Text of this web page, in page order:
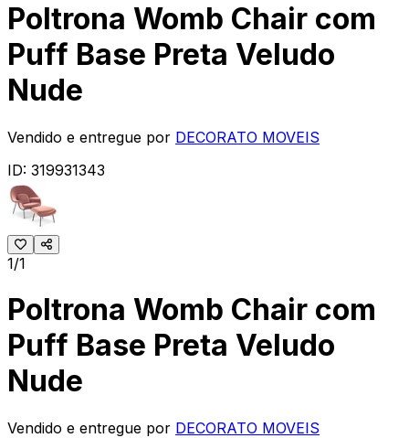
Poltrona Womb Chair com
Puff Base Preta Veludo
Nude
Vendido e entregue por DECORATO MOVEIS
ID: 319931343
1/1
Poltrona Womb Chair com
Puff Base Preta Veludo
Nude
Vendido e entregue por DECORATO MOVEIS